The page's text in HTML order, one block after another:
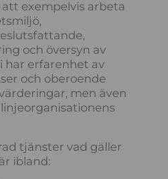
exempelvis arbeta
och översyn av
har erfarenhet av
och oberoende
men även
tjänster vad gäller
ibland: